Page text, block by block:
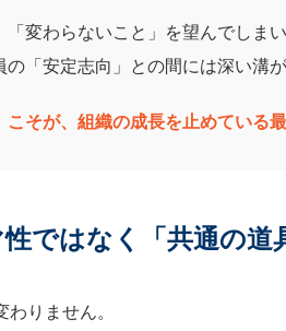
変わらないこと」を望んでしま
「安定志向」との間には深い溝が
そが、組織の成長を止めている最
ではなく「共通の道
りません。